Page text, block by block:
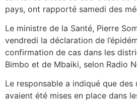
pays, ont rapporté samedi des
Le ministre de la Santé, Pierre
vendredi la déclaration de
confirmation de cas dans les
Bimbo et de Mbaiki, selon Radio
Le responsable a indiqué que des
avaient été mises en place dans